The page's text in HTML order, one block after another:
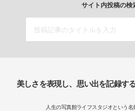
サイト内投稿の検
美しさを表現し、思い出を記録す
人生の写真館ライフスタジオという名